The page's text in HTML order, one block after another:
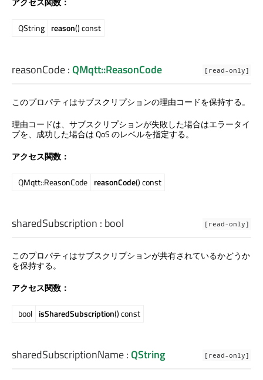
QString reason() const
[read-only]
reasonCode:QMqtt::ReasonCode
このプロパティはサブスクリプションの理由コードを保持する。
理由コードは、サブスクリプションが失敗した場合はエラータイ
プを、成功した場合は QoS のレベルを指定する。
アクセス関数：
QMqtt::ReasonCode reasonCode() const
[read-only]
sharedSubscription : bool
このプロパティはサブスクリプションが共有されているかどうか
を保持する。
アクセス関数：
bool isSharedSubscription() const
[read-only]
sharedSubscriptionName:QString